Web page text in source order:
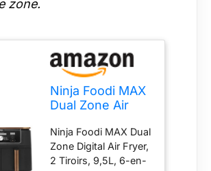
INCLUS: Ninja Foodi
MAX Dual Zone Air
Fryer (prise EU),
Pinces en Silicone, 2x
tiroirs antiadhésifs
vaisselle de 4,75 L
(capacité totale de
9,5 L) et Plaque
zone.
Ninja Foodi MAX
Dual Zone Air
9,5L, 6-en-1
AF400EUCP
Ninja Foodi MAX Dual
Zone Digital Air Fryer,
2 Tiroirs, 9,5L, 6-en-